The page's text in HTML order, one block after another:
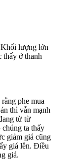
Khối lượng lớn
ở thanh
phe mua
thì vẫn mạnh
từ từ
ta thấy
giảm giá cũng
giá lên. Điều
giá.